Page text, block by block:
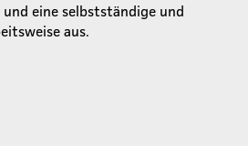
und eine selbstständige und
aus.